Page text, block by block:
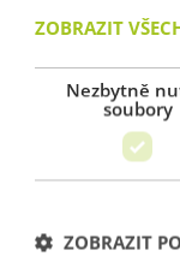
ZOBRAZIT
Nezbytně
soubory
ZOBRAZIT